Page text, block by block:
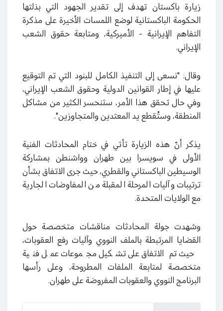
زيارة باكستان تهدف إلى تقدير الجهود التي بذلتها
الحكومة الباكستانية لوضع اللمسات الأخيرة على مذكرة
التفاهم الإيرانية - الأميركية، ومتابعة حقوق الشعب
الإيراني.
وقال: "نسعى إلى التنفيذ الكامل للبنود التي تم التوقيع
عليها في إطار القوانين الدولية وحقوق الشعب الإيراني،
وفي حال تحقق هذا الأمر، ستنحسر الكثير من مشاكل
المنطقة، وستُقطع يد المعتدين والمتجاوزين".
يذكر أنّ هذه الزيارة تأتي في ختام المحادثات الفنية
الأولى في سويسرا بين طهران وواشنطن بمشاركة
الوسيطين الباكستاني والقطري، حيث جرى الاتفاق بشأن
ترتيبات وآليات المرحلة المقبلة من المفاوضات الجارية
مع الولايات المتحدة.
وشهدت جولة المحادثات مناقشات متخصصة حول
القضايا المرتبطة بالملف النووي وآليات رفع العقوبات،
حيث تم الاتفاق على تشكيل مجموعات عمل فنية
متخصصة لمتابعة الملفات المطروحة، وعلى رأسها
البرنامج النووي والعقوبات المفروضة على طهران.